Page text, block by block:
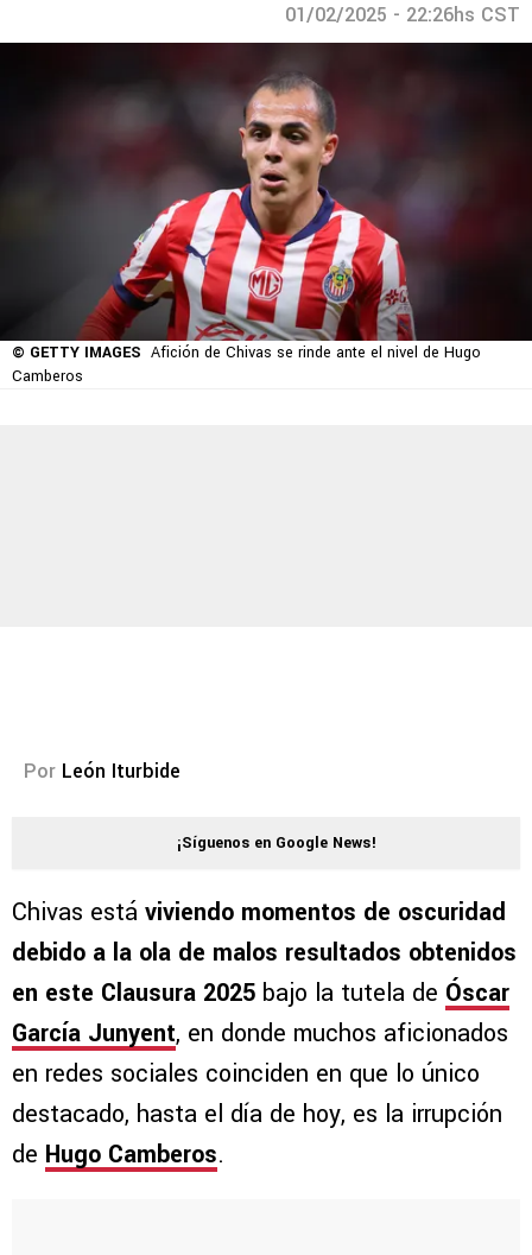
01/02/2025 - 22:26hs CST
© GETTY IMAGES Afición de Chivas se rinde ante el nivel de Hugo
Camberos
Por León Iturbide
¡Síguenos en Google News!
Chivas está viviendo momentos de oscuridad
debido a la ola de malos resultados obtenidos
en este Clausura 2025 bajo la tutela de Óscar
García Junyent, en donde muchos aficionados
en redes sociales coinciden en que lo único
destacado, hasta el día de hoy, es la irrupción
de Hugo Camberos.